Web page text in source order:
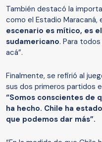
También destacó la
como el Estadio Maracaná,
escenario es mítico, es
sudamericano. Para
acá”.
Finalmente, se refirió al
sus dos primeros partidos
“Somos conscientes de
ha hecho. Chile ha
que podemos dar más”.